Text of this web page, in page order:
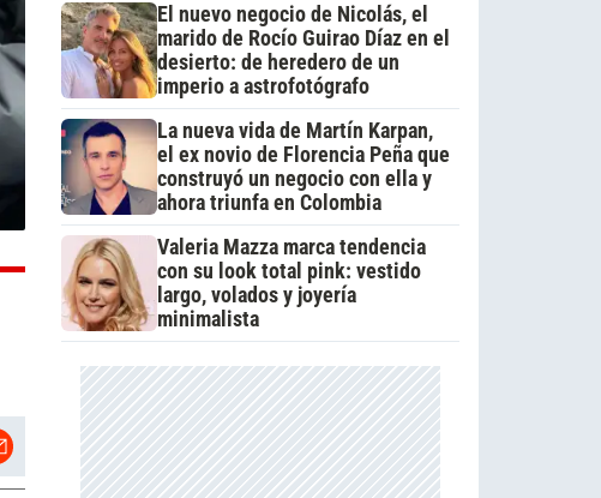
El nuevo negocio de Nicolás, el
marido de Rocío Guirao Díaz en el
desierto: de heredero de un
imperio a astrofotógrafo
La nueva vida de Martín Karpan,
el ex novio de Florencia Peña que
construyó un negocio con ella y
ahora triunfa en Colombia
Valeria Mazza marca tendencia
con su look total pink: vestido
largo, volados y joyería
minimalista